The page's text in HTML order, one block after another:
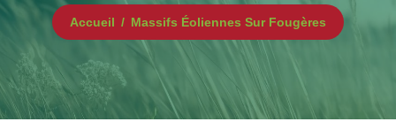
Accueil Massifs Éoliennes Sur Fougères